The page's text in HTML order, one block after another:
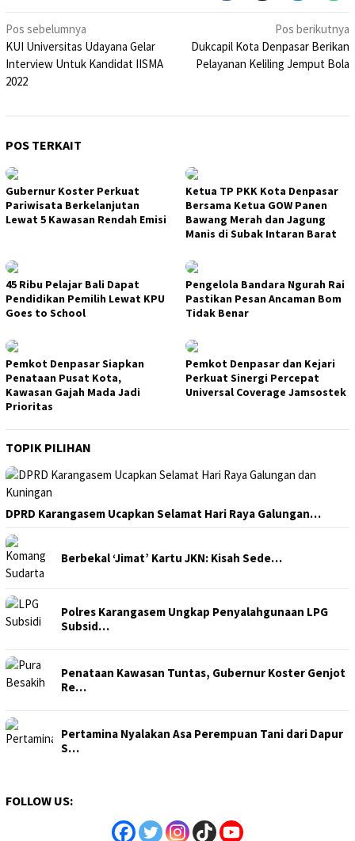
Navigasi
pos
Pos sebelumnya
KUI Universitas Udayana Gelar
Interview Untuk Kandidat IISMA
2022
Pos berikutnya
Dukcapil Kota Denpasar Berikan
Pelayanan Keliling Jemput Bola
POS TERKAIT
Gubernur Koster Perkuat
Pariwisata Berkelanjutan
Lewat 5 Kawasan Rendah Emisi
Ketua TP PKK Kota Denpasar
Bersama Ketua GOW Panen
Bawang Merah dan Jagung
Manis di Subak Intaran Barat
45 Ribu Pelajar Bali Dapat
Pendidikan Pemilih Lewat KPU
Goes to School
Pengelola Bandara Ngurah Rai
Pastikan Pesan Ancaman Bom
Tidak Benar
Pemkot Denpasar Siapkan
Penataan Pusat Kota,
Kawasan Gajah Mada Jadi
Prioritas
Pemkot Denpasar dan Kejari
Perkuat Sinergi Percepat
Universal Coverage Jamsostek
TOPIK PILIHAN
DPRD Karangasem Ucapkan Selamat Hari Raya Galungan…
Berbekal ‘Jimat’ Kartu JKN: Kisah Sede…
Polres Karangasem Ungkap Penyalahgunaan LPG
Subsid…
Penataan Kawasan Tuntas, Gubernur Koster Genjot
Re…
Pertamina Nyalakan Asa Perempuan Tani dari Dapur
S…
FOLLOW US: